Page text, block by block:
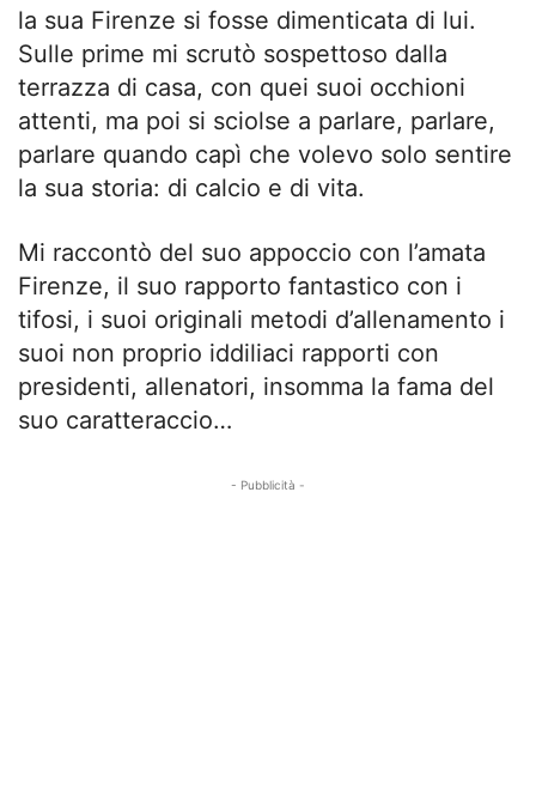
la sua Firenze si fosse dimenticata di lui.
Sulle prime mi scrutò sospettoso dalla
terrazza di casa, con quei suoi occhioni
attenti, ma poi si sciolse a parlare, parlare,
parlare quando capì che volevo solo sentire
la sua storia: di calcio e di vita.
Mi raccontò del suo appoccio con l’amata
Firenze, il suo rapporto fantastico con i
tifosi, i suoi originali metodi d’allenamento i
suoi non proprio iddiliaci rapporti con
presidenti, allenatori, insomma la fama del
suo caratteraccio…
- Pubblicità -